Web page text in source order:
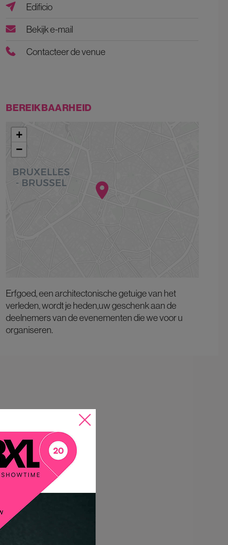
Edificio
Bekijk e-mail
Contacteer de venue
BEREIKBAARHEID
+
−
Erfgoed, een architectonische getuige van het
verleden, wordt je heden,uw geschenk aan de
deelnemers van de evenementen die we voor u
organiseren.